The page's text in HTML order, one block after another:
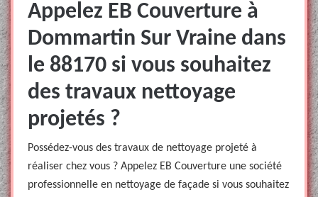
Appelez EB Couverture à
Dommartin Sur Vraine dans
le 88170 si vous souhaitez
des travaux nettoyage
projetés ?
Possédez-vous des travaux de nettoyage projeté à
réaliser chez vous ? Appelez EB Couverture une société
professionnelle en nettoyage de façade si vous souhaitez